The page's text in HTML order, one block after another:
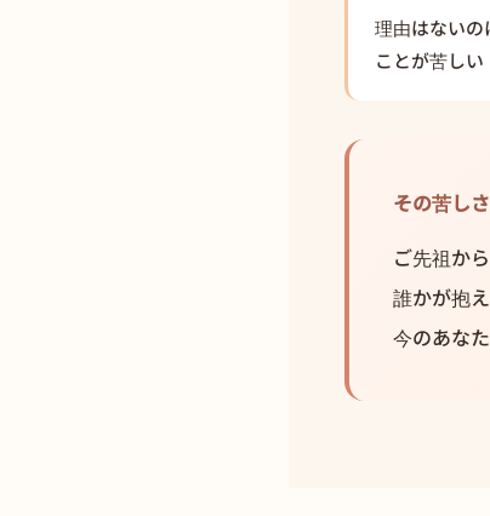
理由はないの
ことが苦しい
その苦し
ご先祖か
誰かが抱
今のあな